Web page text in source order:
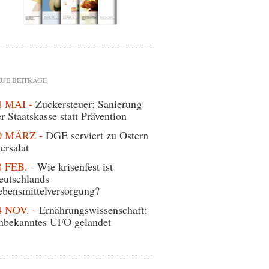
BEITRÄGE
MAI - Zuckersteuer: Sanierung
Staatskasse statt Prävention
MÄRZ - DGE serviert zu Ostern
FEB. - Wie krisenfest ist
NOV. - Ernährungswissenschaft:
UFO gelandet